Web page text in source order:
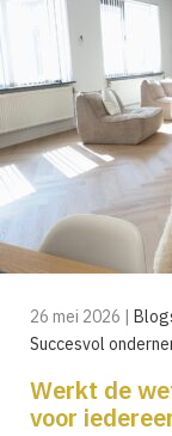
26 mei 2026
Succesvol
Werkt de
voor